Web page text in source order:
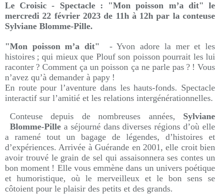
Le Croisic - Spectacle : "Mon poisson m’a dit" le
mercredi 22 février 2023 de 11h à 12h par la conteuse
Sylviane Blomme-Pille.
"Mon poisson m’a dit" - Yvon adore la mer et les
histoires ; qui mieux que Plouf son poisson pourrait les lui
raconter ? Comment ça un poisson ça ne parle pas ? ! Vous
n’avez qu’à demander à papy !
En route pour l’aventure dans les hauts-fonds. Spectacle
interactif sur l’amitié et les relations intergénérationnelles.
Conteuse depuis de nombreuses années, Sylviane
Blomme-Pille a séjourné dans diverses régions d’où elle
a ramené tout un bagage de légendes, d’histoires et
d’expériences. Arrivée à Guérande en 2001, elle croit bien
avoir trouvé le grain de sel qui assaisonnera ses contes un
bon moment ! Elle vous emmène dans un univers poétique
et humoristique, où le merveilleux et le bon sens se
côtoient pour le plaisir des petits et des grands.